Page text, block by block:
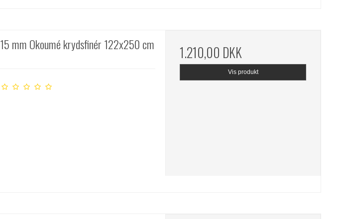
15 mm Okoumé krydsfinér 122x250 cm 1.210,00 DKK
Vis produkt